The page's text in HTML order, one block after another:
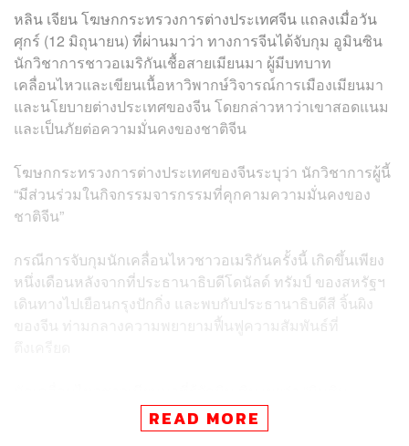
หลิน เจียน โฆษกกระทรวงการต่างประเทศจีน แถลงเมื่อวัน
ศุกร์ (12 มิถุนายน) ที่ผ่านมาว่า ทางการจีนได้จับกุม อูมินซิน
นักวิชาการชาวอเมริกันเชื้อสายเมียนมา ผู้มีบทบาท
เคลื่อนไหวและเขียนเนื้อหาวิพากษ์วิจารณ์การเมืองเมียนมา
และนโยบายต่างประเทศของจีน โดยกล่าวหาว่าเขาสอดแนม
และเป็นภัยต่อความมั่นคงของชาติจีน
โฆษกกระทรวงการต่างประเทศของจีนระบุว่า นักวิชาการผู้นี้
“มีส่วนร่วมในกิจกรรมจารกรรมที่คุกคามความมั่นคงของ
ชาติจีน”
กรณีการจับกุมนักเคลื่อนไหวชาวอเมริกันครั้งนี้ เกิดขึ้นเพียง
หนึ่งเดือนหลังจากที่ประธานาธิบดีโดนัลด์ ทรัมป์ ของสหรัฐฯ
เดินทางไปเยือนกรุงปักกิ่ง และพบกับประธานาธิบดีสี จิ้นผิง
ของจีน ท่ามกลางความพยายามฟื้นฟูความสัมพันธ์ที่
หายตัวไปเมื่อวันที่ 3 มิถุนายน หลังจากเดินทางไปยังเมืองคุ
นหมิง มณฑลยูนนานของจีน เพื่อเข้าร่วมการประชุม”
READ MORE